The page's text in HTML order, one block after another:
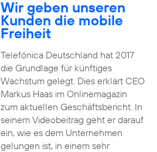
Wir geben unseren
Kunden die mobile
Freiheit
Telefónica Deutschland hat 2017
die Grundlage für künftiges
Wachstum gelegt. Dies erklärt CEO
Markus Haas im Onlinemagazin
zum aktuellen Geschäftsbericht. In
seinem Videobeitrag geht er darauf
ein, wie es dem Unternehmen
gelungen ist, in einem sehr